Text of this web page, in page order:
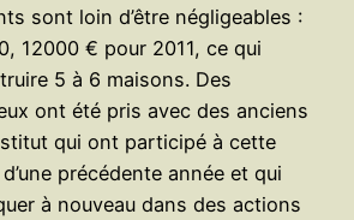
sont loin d’être négligeables :
12000 € pour 2011, ce qui
5 à 6 maisons. Des
ont été pris avec des anciens
qui ont participé à cette
précédente année et qui
à nouveau dans des actions